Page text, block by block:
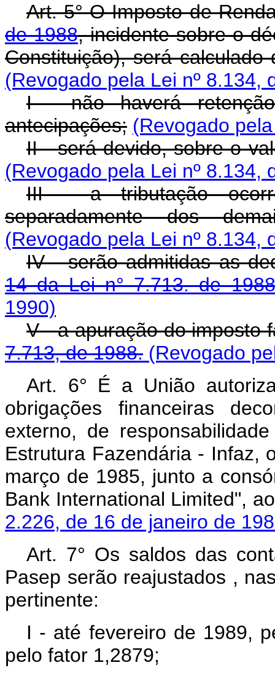
Art. 5° O Imposto de
de 1988, incidente sobre o
Constituição), será
(Revogado pela Lei nº 8.134,
I - não haverá
antecipações; (Revogado
II - será devido, sobre o
(Revogado pela Lei nº 8.134,
III - a tributação
separadamente dos
(Revogado pela Lei nº 8.134,
IV - serão admitidas as
14 da Lei n° 7.713. de
1990)
V - a apuração do imposto
7.713, de 1988. (Revogado
Art. 6° É a União
obrigações financeiras
externo, de
Estrutura Fazendária - Infaz,
março de 1985, junto a
Bank International Limited",
2.226, de 16 de janeiro de
Art. 7° Os saldos das
Pasep serão reajustados ,
pertinente:
I - até fevereiro de 1989,
pelo fator 1,2879;